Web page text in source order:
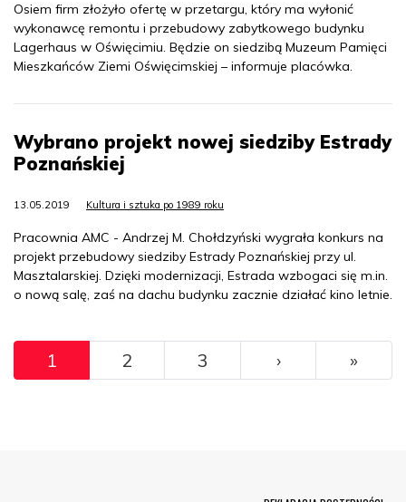
Osiem firm złożyło ofertę w przetargu, który ma wyłonić
wykonawcę remontu i przebudowy zabytkowego budynku
Lagerhaus w Oświęcimiu. Będzie on siedzibą Muzeum Pamięci
Mieszkańców Ziemi Oświęcimskiej – informuje placówka.
Wybrano projekt nowej siedziby Estrady
Poznańskiej
13.05.2019 Kultura i sztuka po 1989 roku
Pracownia AMC - Andrzej M. Chołdzyński wygrała konkurs na
projekt przebudowy siedziby Estrady Poznańskiej przy ul.
Masztalarskiej. Dzięki modernizacji, Estrada wzbogaci się m.in.
o nową salę, zaś na dachu budynku zacznie działać kino letnie.
Pagination
1 2 3 ››› »